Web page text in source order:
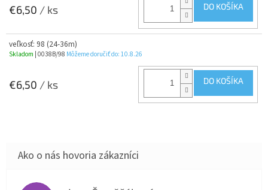
€6,50 / ks DO KOŠÍKA
veľkosť: 98 (24-36m)
Skladom | 0038B/98 Môžeme doručiť do: 10.8.26
€6,50 / ks DO KOŠÍKA